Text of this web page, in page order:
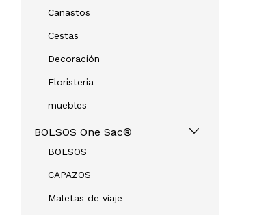
Canastos
Cestas
Decoración
Floristeria
muebles
BOLSOS One Sac®
BOLSOS
CAPAZOS
Maletas de viaje